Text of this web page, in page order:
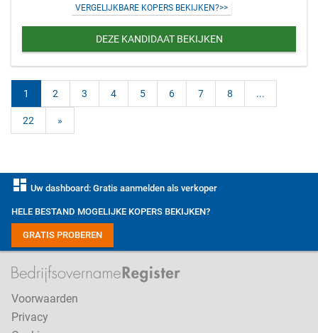
VERGELIJKBARE KOPERS BEKIJKEN?>>
DEZE KANDIDAAT BEKIJKEN
1 2 3 4 5 6 7 8 ...
22 »
dashboard Uw dashboard: Gratis aanmelden als verkoper
HELE BESTAND MOGELIJKE KOPERS BEKIJKEN?
GRATIS PROBEREN
Voorwaarden
Privacy